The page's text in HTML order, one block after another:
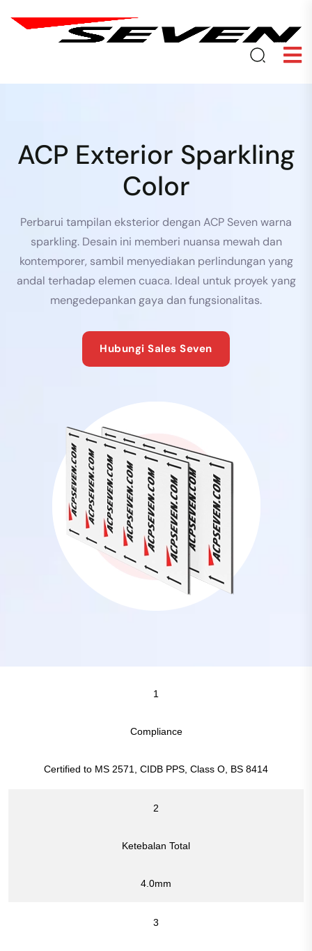
ACP Exterior Sparkling
Color
Perbarui tampilan eksterior dengan ACP Seven warna
sparkling. Desain ini memberi nuansa mewah dan
kontemporer, sambil menyediakan perlindungan yang
andal terhadap elemen cuaca. Ideal untuk proyek yang
mengedepankan gaya dan fungsionalitas.
Hubungi Sales Seven
1
Compliance
Certified to MS 2571, CIDB PPS, Class O, BS 8414
2
Ketebalan Total
4.0mm
3